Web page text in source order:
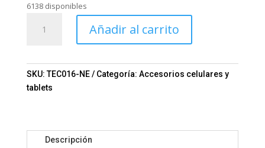
6138 disponibles
Celular
06-
TEC016
Añadir al carrito
SKU:TEC016-NE Categoría: Accesorios celulares y
tablets
Descripción